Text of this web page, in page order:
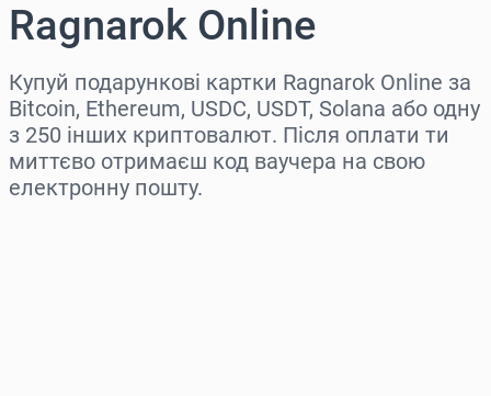
Ragnarok Online
Купуй подарункові картки Ragnarok Online за
Bitcoin, Ethereum, USDC, USDT, Solana або одну
з 250 інших криптовалют. Після оплати ти
миттєво отримаєш код ваучера на свою
електронну пошту.